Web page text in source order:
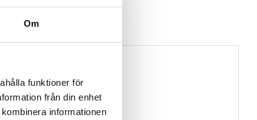
Om
funktioner för
från din enhet
informationen